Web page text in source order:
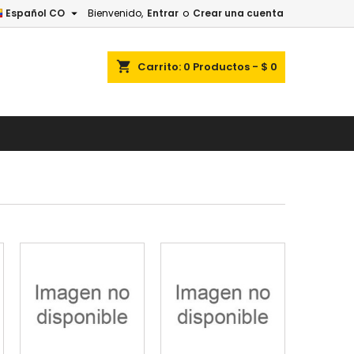
Bienvenido, Entrar o Crear una cuenta
Español CO 
shopping_cart Carrito: 0 Productos - $ 0